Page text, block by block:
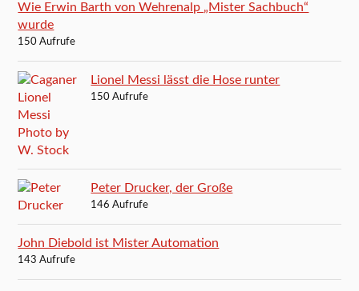
Wie Erwin Barth von Wehrenalp „Mister Sachbuch“
wurde
150 Aufrufe
Lionel Messi lässt die Hose runter
150 Aufrufe
Peter Drucker, der Große
146 Aufrufe
John Diebold ist Mister Automation
143 Aufrufe